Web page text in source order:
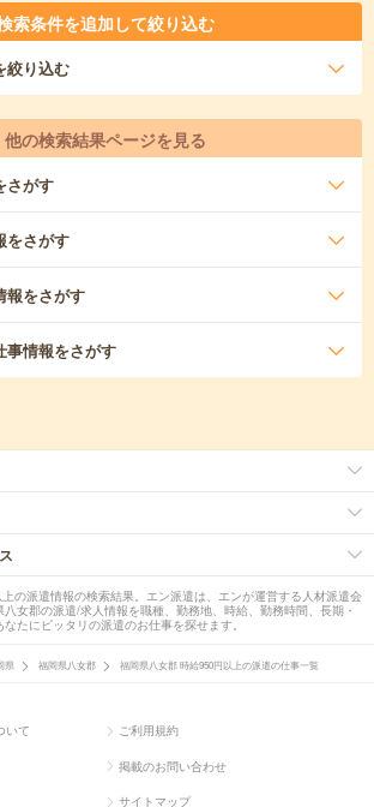
索条件を追加して絞り込む
絞り込む
他の検索結果ページを見る
さがす
をさがす
報をさがす
事情報をさがす
の派遣情報の検索結果。エン派遣は、エンが運営する人材派遣会
女郡の派遣/求人情報を職種、勤務地、時給、勤務時間、長期・
たにピッタリの派遣のお仕事を探せます。
県 福岡県八女郡 福岡県八女郡 時給950円以上の派遣の仕事一覧
いて ご利用規約
掲載のお問い合わせ
サイトマップ